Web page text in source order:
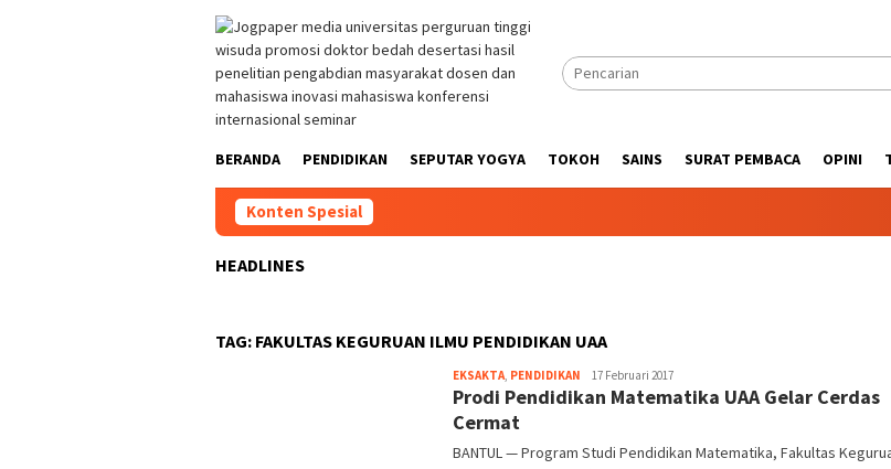
BERANDA PENDIDIKAN SEPUTAR YOGYA TOKOH SAINS SURAT PEMBACA OPINI
Konten Spesial
HEADLINES
TAG: FAKULTAS KEGURUAN ILMU PENDIDIKAN UAA
EKSAKTA, PENDIDIKAN Heri
Purwata
17 Februari 2017
Prodi Pendidikan Matematika UAA Gelar Cerdas
Cermat
BANTUL — Program Studi Pendidikan Matematika, Fakultas